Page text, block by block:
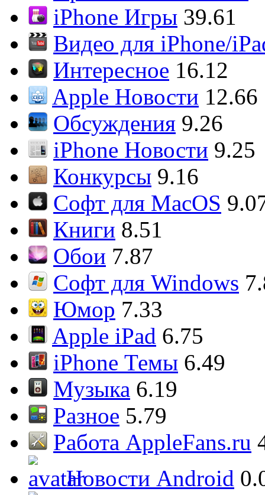
iPhone Игры 39.61
Видео для iPhone/
Интересное 16.12
Apple Новости 12.66
Обсуждения 9.26
iPhone Новости 9.25
Конкурсы 9.16
Софт для MacOS
Книги 8.51
Обои 7.87
Софт для Windows
Юмор 7.33
Apple iPad 6.75
iPhone Темы 6.49
Музыка 6.19
Разное 5.79
Работа AppleFans.ru
Новости Android